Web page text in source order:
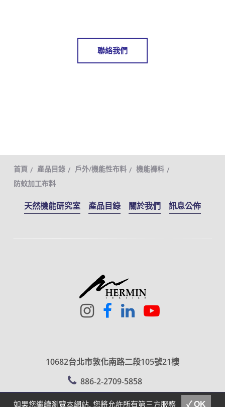
聯絡我們
首頁 產品目錄 戶外/機能性布料
機能褲料
防蚊加工布料
天然機能研究室 產品目錄 關於我們 訊息公佈
10682台北市敦化南路二段105號21樓
886-2-2709-5858
sales@hermin.com.tw
聯繫我們 E-MAIL
如果您繼續瀏覽本網站, 您將允許所有第三方服務 ✓ OK